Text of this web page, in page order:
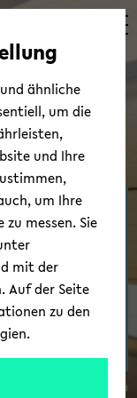
© Uni­ver­si­tät Bie­le­feld
ähnliche
um die
und Ihre
um Ihre
messen. Sie
mit der
Auf der Seite
zu den